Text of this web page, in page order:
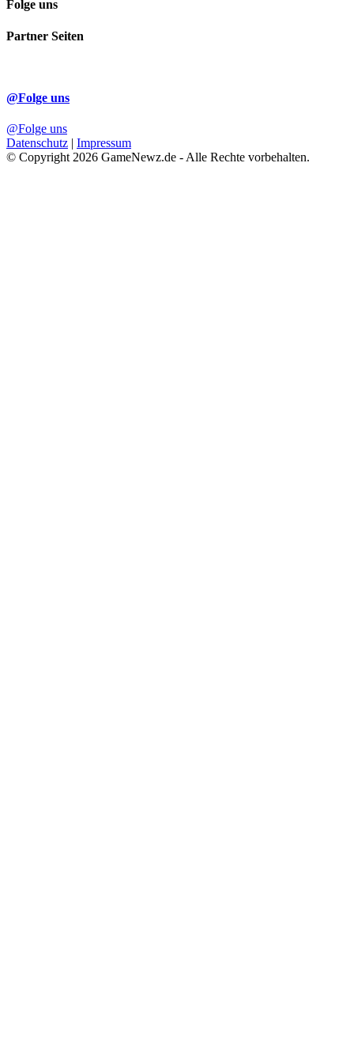
Folge uns
Partner Seiten
@Folge uns
@Folge uns
Datenschutz | Impressum
© Copyright 2026 GameNewz.de - Alle Rechte vorbehalten.